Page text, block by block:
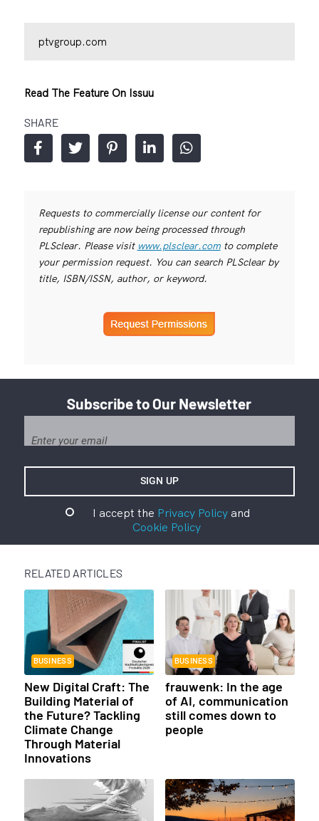
ptvgroup.com
Read The Feature On Issuu
SHARE
Requests to commercially license our content for
republishing are now being processed through
PLSclear. Please visit www.plsclear.comto complete
your permission request. You can search PLSclear by
title, ISBN/ISSN, author, or keyword.
Subscribe to Our Newsletter
I accept the Privacy Policyand
Cookie Policy
RELATED ARTICLES
BUSINESS
New Digital Craft: The
Building Material of
the Future? Tackling
Climate Change
Through Material
Innovations
BUSINESS
frauwenk: In the age
of AI, communication
still comes down to
people